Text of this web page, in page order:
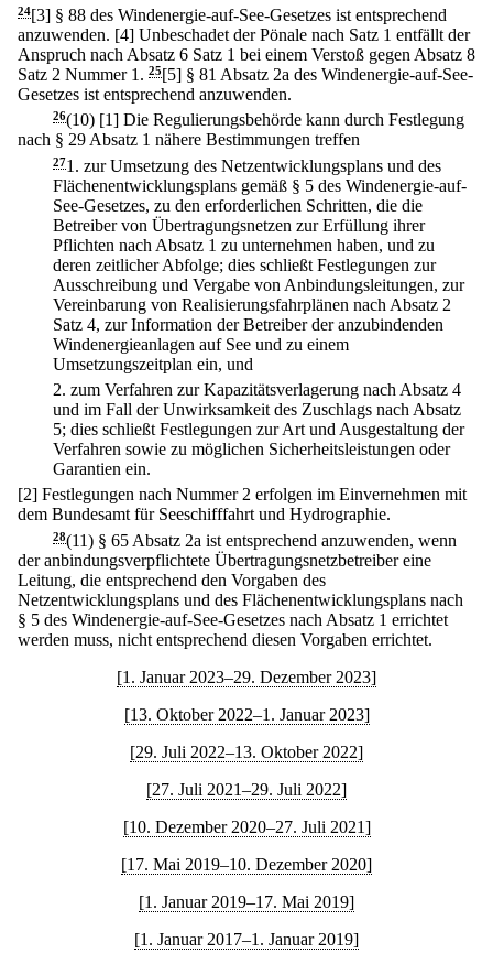
24[3] § 88 des Windenergie-auf-See-Gesetzes ist entsprechend
anzuwenden. [4] Unbeschadet der Pönale nach Satz 1 entfällt der
Anspruch nach Absatz 6 Satz 1 bei einem Verstoß gegen Absatz 8
Satz 2 Nummer 1. 25[5] § 81 Absatz 2a des Windenergie-auf-See-
Gesetzes ist entsprechend anzuwenden.
26(10) [1] Die Regulierungsbehörde kann durch Festlegung
nach § 29 Absatz 1 nähere Bestimmungen treffen
271. zur Umsetzung des Netzentwicklungsplans und des
Flächenentwicklungsplans gemäß § 5 des Windenergie-auf-
See-Gesetzes, zu den erforderlichen Schritten, die die
Betreiber von Übertragungsnetzen zur Erfüllung ihrer
Pflichten nach Absatz 1 zu unternehmen haben, und zu
deren zeitlicher Abfolge; dies schließt Festlegungen zur
Ausschreibung und Vergabe von Anbindungsleitungen, zur
Vereinbarung von Realisierungsfahrplänen nach Absatz 2
Satz 4, zur Information der Betreiber der anzubindenden
Windenergieanlagen auf See und zu einem
Umsetzungszeitplan ein, und
2. zum Verfahren zur Kapazitätsverlagerung nach Absatz 4
und im Fall der Unwirksamkeit des Zuschlags nach Absatz
5; dies schließt Festlegungen zur Art und Ausgestaltung der
Verfahren sowie zu möglichen Sicherheitsleistungen oder
Garantien ein.
[2] Festlegungen nach Nummer 2 erfolgen im Einvernehmen mit
dem Bundesamt für Seeschifffahrt und Hydrographie.
28(11) § 65 Absatz 2a ist entsprechend anzuwenden, wenn
der anbindungsverpflichtete Übertragungsnetzbetreiber eine
Leitung, die entsprechend den Vorgaben des
Netzentwicklungsplans und des Flächenentwicklungsplans nach
§ 5 des Windenergie-auf-See-Gesetzes nach Absatz 1 errichtet
werden muss, nicht entsprechend diesen Vorgaben errichtet.
[1. Januar 2023–29. Dezember 2023]
[13. Oktober 2022–1. Januar 2023]
[29. Juli 2022–13. Oktober 2022]
[27. Juli 2021–29. Juli 2022]
[10. Dezember 2020–27. Juli 2021]
[17. Mai 2019–10. Dezember 2020]
[1. Januar 2019–17. Mai 2019]
[1. Januar 2017–1. Januar 2019]